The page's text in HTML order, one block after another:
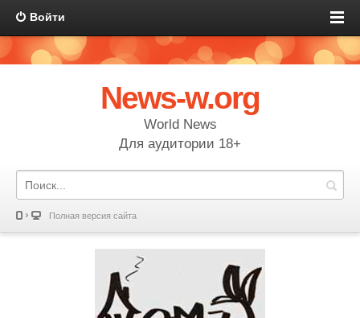
Войти
News-w.org
World News
Для аудитории 18+
Полная версия сайта